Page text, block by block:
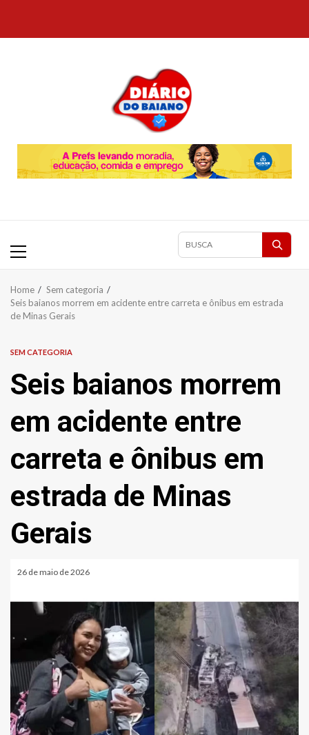
content
Primary
Pesquisar
Home
Sem categoria
Seis baianos morrem em acidente entre carreta e ônibus em estrada
de Minas Gerais
SEM CATEGORIA
Seis baianos morrem
em acidente entre
carreta e ônibus em
estrada de Minas
Gerais
26 de maio de 2026